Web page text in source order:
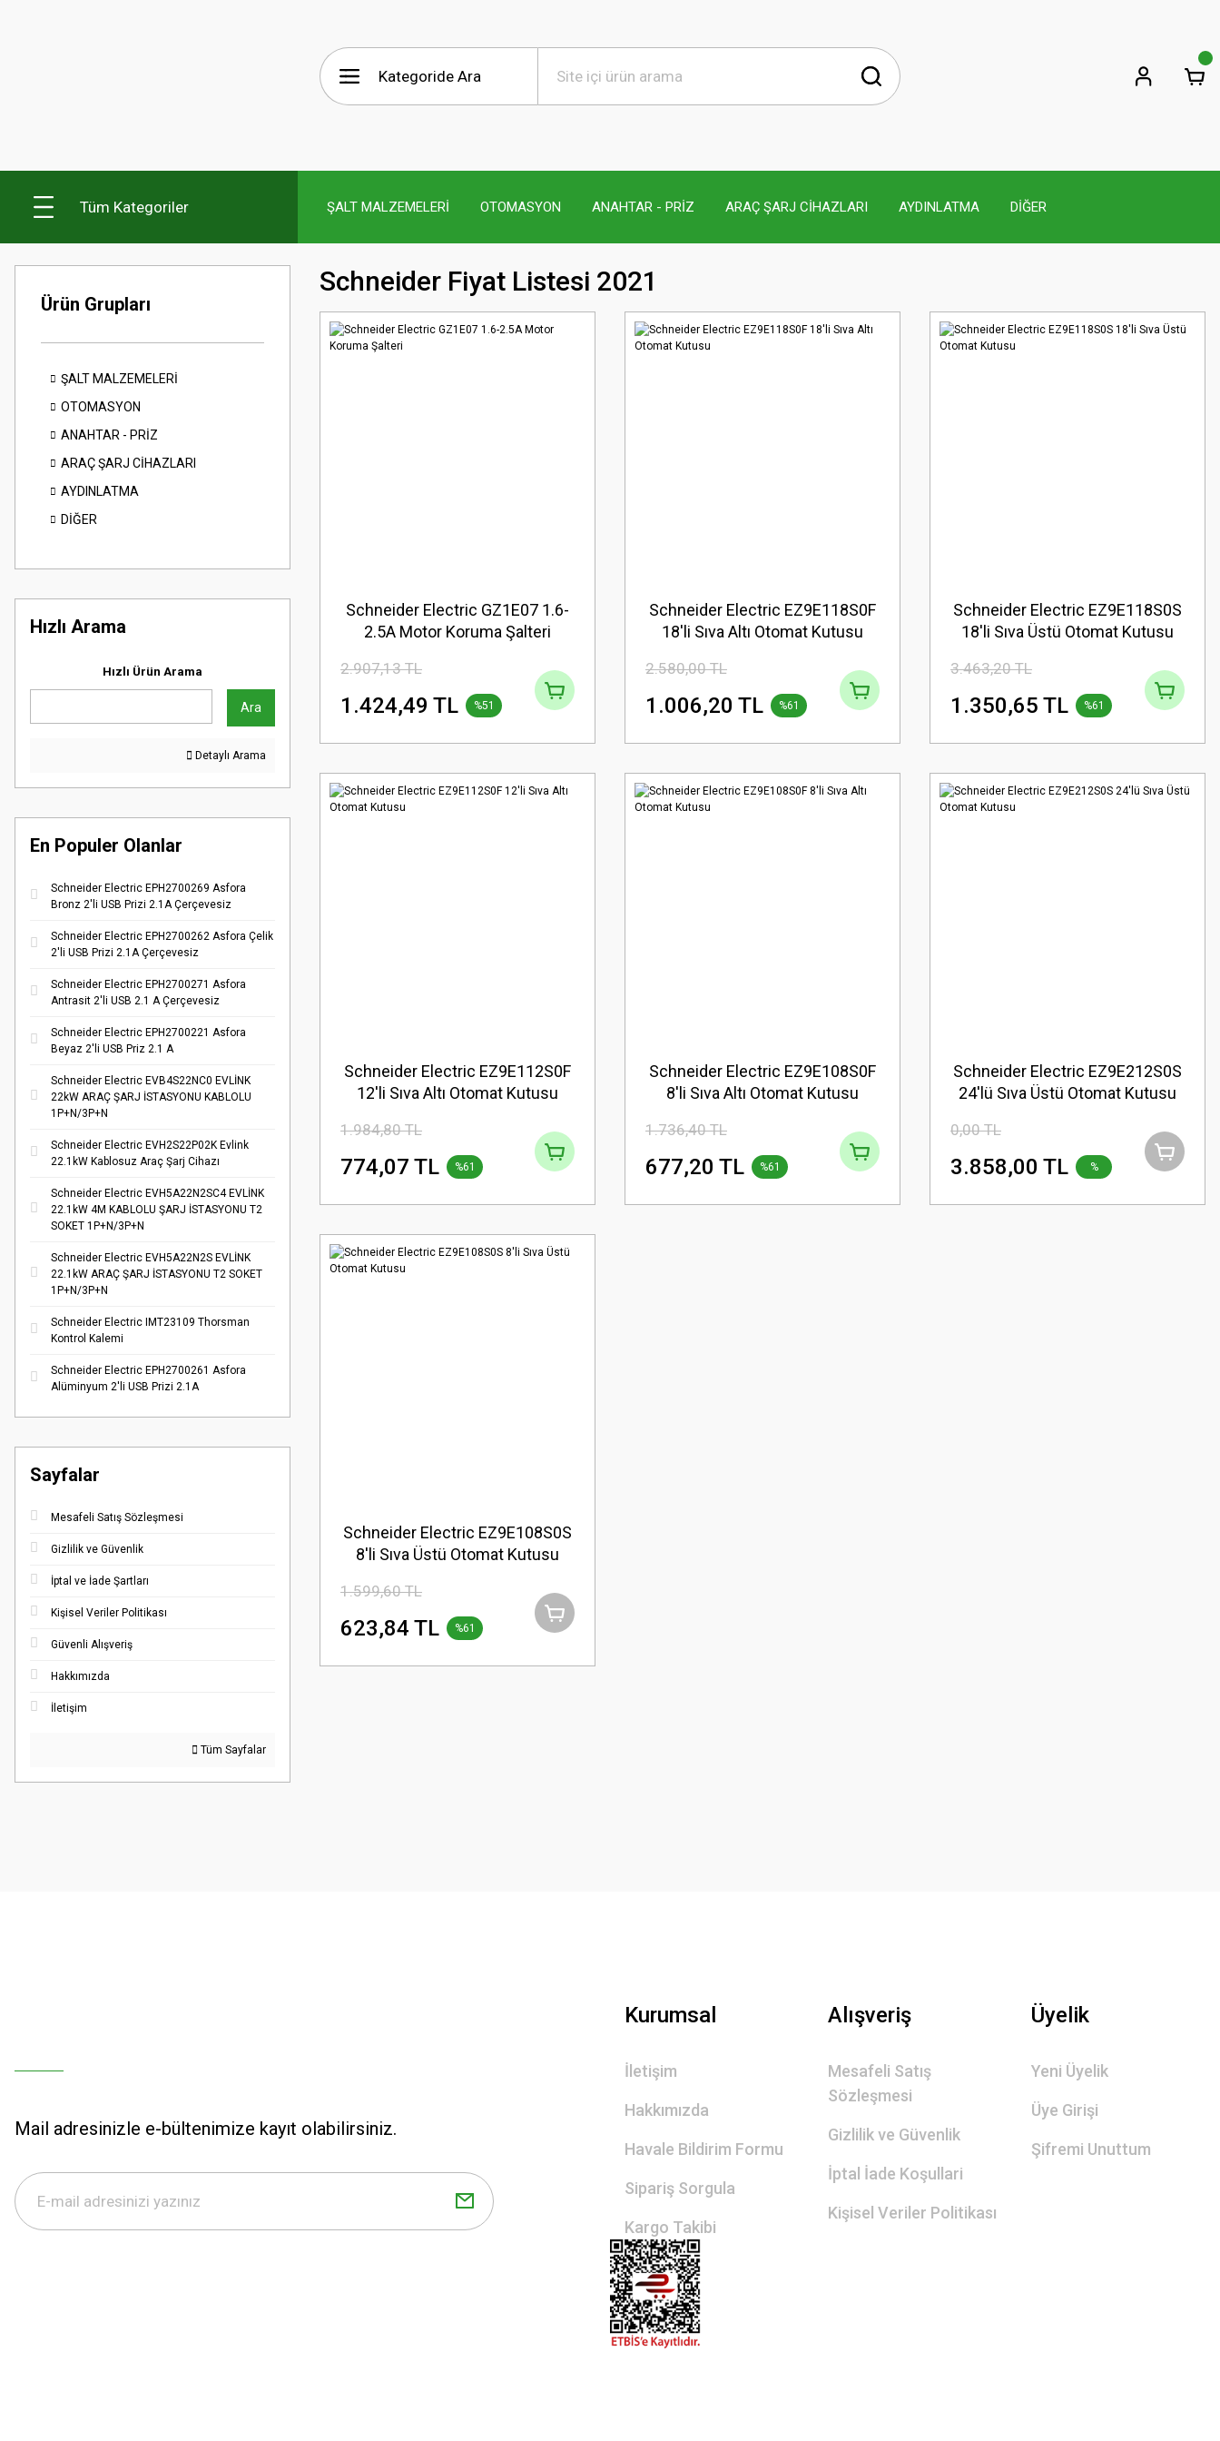
Tüm Kategoriler ŞALT MALZEMELERİ OTOMASYON ANAHTAR - PRİZ ARAÇ ŞARJ CİHAZLARI AYDINLATMA DİĞER
Ürün Grupları
ŞALT MALZEMELERİ
OTOMASYON
ANAHTAR - PRİZ
ARAÇ ŞARJ CİHAZLARI
AYDINLATMA
DİĞER
Hızlı Arama
Hızlı Ürün Arama
Ara
Detaylı Arama
En Populer Olanlar
Schneider Electric EPH2700269 Asfora
Bronz 2'li USB Prizi 2.1A Çerçevesiz
Schneider Electric EPH2700262 Asfora Çelik
2'li USB Prizi 2.1A Çerçevesiz
Schneider Electric EPH2700271 Asfora
Antrasit 2'li USB 2.1 A Çerçevesiz
Schneider Electric EPH2700221 Asfora
Beyaz 2'li USB Priz 2.1 A
Schneider Electric EVB4S22NC0 EVLİNK
22kW ARAÇ ŞARJ İSTASYONU KABLOLU
1P+N/3P+N
Schneider Electric EVH2S22P02K Evlink
22.1kW Kablosuz Araç Şarj Cihazı
Schneider Electric EVH5A22N2SC4 EVLİNK
22.1kW 4M KABLOLU ŞARJ İSTASYONU T2
SOKET 1P+N/3P+N
Schneider Electric EVH5A22N2S EVLİNK
22.1kW ARAÇ ŞARJ İSTASYONU T2 SOKET
1P+N/3P+N
Schneider Electric IMT23109 Thorsman
Kontrol Kalemi
Schneider Electric EPH2700261 Asfora
Alüminyum 2'li USB Prizi 2.1A
Sayfalar
Mesafeli Satış Sözleşmesi
Gizlilik ve Güvenlik
İptal ve İade Şartları
Kişisel Veriler Politikası
Güvenli Alışveriş
Hakkımızda
İletişim
Tüm Sayfalar
Schneider Fiyat Listesi 2021
Schneider Electric GZ1E07 1.6-
2.5A Motor Koruma Şalteri
2.907,13 TL
1.424,49 TL %51
Schneider Electric EZ9E118S0F
18'li Sıva Altı Otomat Kutusu
2.580,00 TL
1.006,20 TL %61
Schneider Electric EZ9E118S0S
18'li Sıva Üstü Otomat Kutusu
3.463,20 TL
1.350,65 TL %61
Schneider Electric EZ9E112S0F
12'li Sıva Altı Otomat Kutusu
1.984,80 TL
774,07 TL %61
Schneider Electric EZ9E108S0F
8'li Sıva Altı Otomat Kutusu
1.736,40 TL
677,20 TL %61
Schneider Electric EZ9E212S0S
24'lü Sıva Üstü Otomat Kutusu
0,00 TL
3.858,00 TL %
Schneider Electric EZ9E108S0S
8'li Sıva Üstü Otomat Kutusu
1.599,60 TL
623,84 TL %61
Mail adresinizle e-bültenimize kayıt olabilirsiniz.
Kurumsal
İletişim
Hakkımızda
Havale Bildirim Formu
Sipariş Sorgula
Kargo Takibi
Alışveriş
Mesafeli Satış
Sözleşmesi
Gizlilik ve Güvenlik
İptal İade Koşullari
Kişisel Veriler Politikası
Üyelik
Yeni Üyelik
Üye Girişi
Şifremi Unuttum